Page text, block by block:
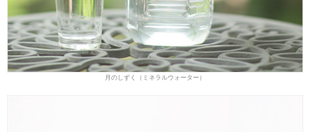
月のしずく（ミネラルウォーター）